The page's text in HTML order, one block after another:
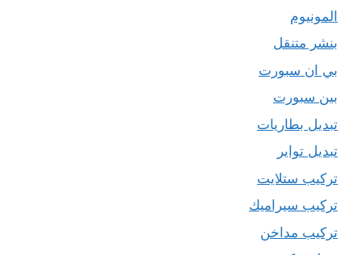
المونيوم
بنشر متنقل
بي ان سبورت
بين سبورت
تبديل بطاريات
تبديل تواير
تركيب ستلايت
تركيب سيراميك
تركيب مداخن